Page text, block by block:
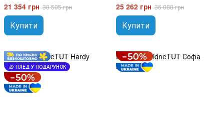
21 354 грн 30 505 грн
Купити
25 262 грн 36 088 грн
Купити
🎁 ПЛЕД У ПОДАРУНОК